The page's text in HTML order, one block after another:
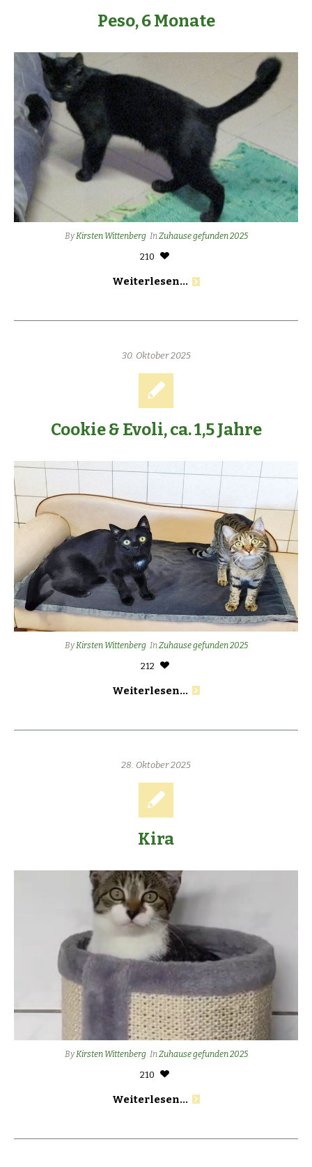
Peso, 6 Monate
ByKirsten Wittenberg InZuhause gefunden 2025
210
Weiterlesen...
30. Oktober 2025
Cookie & Evoli, ca. 1,5 Jahre
ByKirsten Wittenberg InZuhause gefunden 2025
212
Weiterlesen...
28. Oktober 2025
Kira
ByKirsten Wittenberg InZuhause gefunden 2025
210
Weiterlesen...